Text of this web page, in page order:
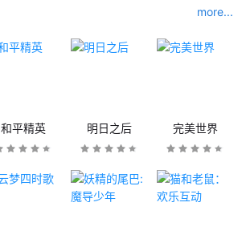
more...
和平精英 明日之后 完美世界